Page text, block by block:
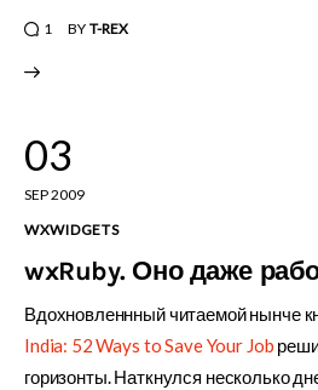
1 BY T-REX
03
SEP 2009
WXWIDGETS
wxRuby. Оно даже
Вдохновленнный читаемой нынче
India: 52 Ways to Save Your Job
горизонты. Наткнулся несколько